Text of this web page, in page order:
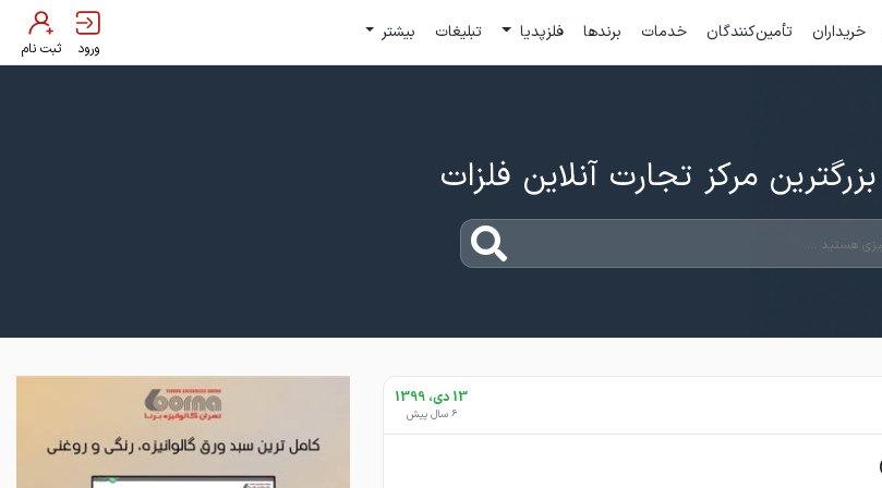
خریداران تأمین‌کنندگان خدمات برندها فلزپدیا تبلیغات بیشتر
ورود ثبت نام
13 دی، 1399
6 سال پیش